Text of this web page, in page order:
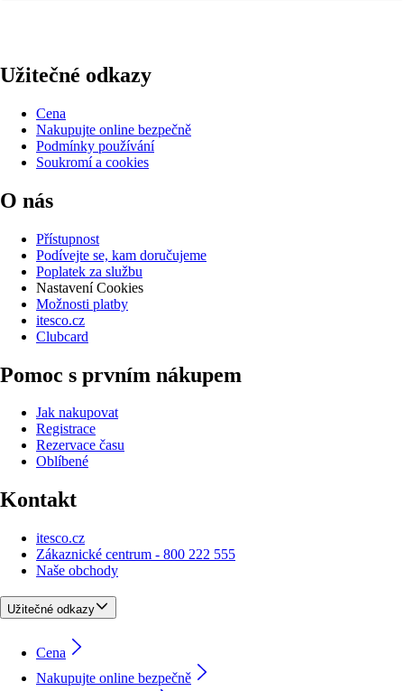
Užitečné odkazy
Cena
Nakupujte online bezpečně
Podmínky používání
Soukromí a cookies
O nás
Přístupnost
Podívejte se, kam doručujeme
Poplatek za službu
Nastavení Cookies
Možnosti platby
itesco.cz
Clubcard
Pomoc s prvním nákupem
Jak nakupovat
Registrace
Rezervace času
Oblíbené
Kontakt
itesco.cz
Zákaznické centrum - 800 222 555
Naše obchody
Užitečné odkazy
Cena
Nakupujte online bezpečně